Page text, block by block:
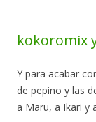
kokoromix
Y para acabar
de pepino y las
a Maru, a Ikari y